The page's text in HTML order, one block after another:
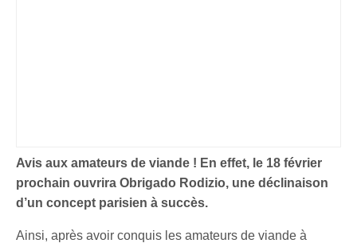
Avis aux amateurs de viande ! En effet, le 18 février
prochain ouvrira Obrigado Rodizio, une déclinaison
d’un concept parisien à succès.
Ainsi, après avoir conquis les amateurs de viande à